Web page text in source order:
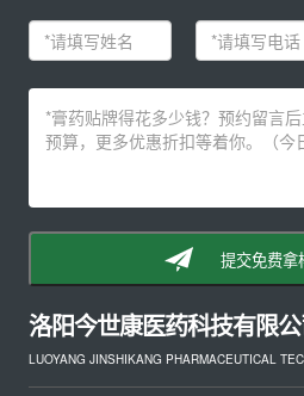
提交免费拿
洛阳今世康医药科技有限
LUOYANG JINSHIKANG PHARMACEUTICAL